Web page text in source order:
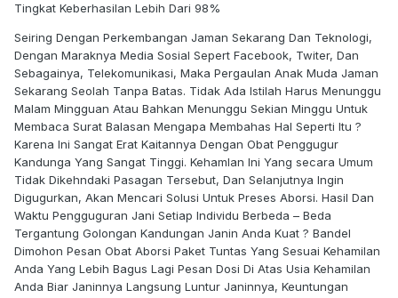
Tingkat Keberhasilan Lebih Dari 98%
Seiring Dengan Perkembangan Jaman Sekarang Dan Teknologi,
Dengan Maraknya Media Sosial Sepert Facebook, Twiter, Dan
Sebagainya, Telekomunikasi, Maka Pergaulan Anak Muda Jaman
Sekarang Seolah Tanpa Batas. Tidak Ada Istilah Harus Menunggu
Malam Mingguan Atau Bahkan Menunggu Sekian Minggu Untuk
Membaca Surat Balasan Mengapa Membahas Hal Seperti Itu ?
Karena Ini Sangat Erat Kaitannya Dengan Obat Penggugur
Kandunga Yang Sangat Tinggi. Kehamlan Ini Yang secara Umum
Tidak Dikehndaki Pasagan Tersebut, Dan Selanjutnya Ingin
Digugurkan, Akan Mencari Solusi Untuk Preses Aborsi. Hasil Dan
Waktu Pengguguran Jani Setiap Individu Berbeda – Beda
Tergantung Golongan Kandungan Janin Anda Kuat ? Bandel
Dimohon Pesan Obat Aborsi Paket Tuntas Yang Sesuai Kehamilan
Anda Yang Lebih Bagus Lagi Pesan Dosi Di Atas Usia Kehamilan
Anda Biar Janinnya Langsung Luntur Janinnya, Keuntungan